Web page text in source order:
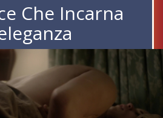
Che Incarna